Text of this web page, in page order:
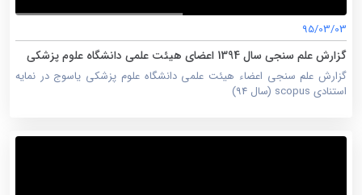
95/03/03
گزارش علم سنجی سال 1394 اعضای هیئت علمی دانشگاه علوم پزشکی
یاسوج
گزارش علم سنجی اعضاء هیئت علمی دانشگاه علوم پزشکی یاسوج در نمایه
استنادی scopus (سال 94)